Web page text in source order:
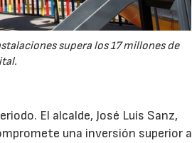
supera los 17 millones de
El alcalde, José Luis Sanz,
una inversión superior a